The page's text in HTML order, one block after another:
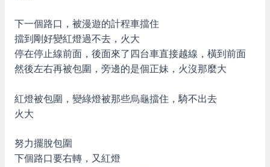
下一個路口，被漫遊的計程車擋住
擋到剛好變紅燈過不去，火大
停在停止線前面，後面來了四台車直接越線，橫到前面
然後左右再被包圍，旁邊的是個正妹，火沒那麼大
紅燈被包圍，變綠燈被那些烏龜擋住，騎不出去
火大
努力擺脫包圍
下個路口要右轉，又紅燈